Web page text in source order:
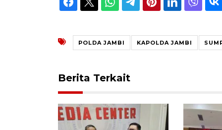
POLDA JAMBI KAPOLDA JAMBI
Berita Terkait